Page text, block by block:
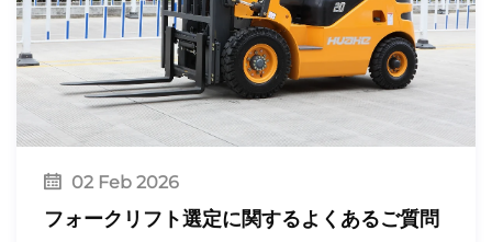
02 Feb 2026
フォークリフト選定に関するよくあるご質問